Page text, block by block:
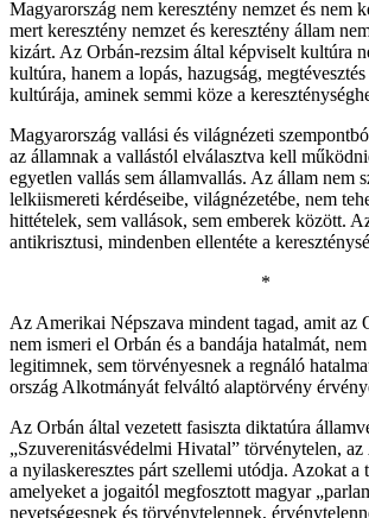
Magyarország nem keresztény nemzet és nem
mert keresztény nemzet és keresztény állam
kizárt. Az Orbán-rezsim által képviselt kultúra
kultúra, hanem a lopás, hazugság,
kultúrája, aminek semmi köze a
Magyarország vallási és világnézeti
az államnak a vallástól elválasztva kell
egyetlen vallás sem államvallás. Az állam nem
lelkiismereti kérdéseibe, világnézetébe, nem
hittételek, sem vallások, sem emberek között.
antikrisztusi, mindenben ellentéte a
*
Az Amerikai Népszava mindent tagad, amit az
nem ismeri el Orbán és a bandája hatalmát,
legitimnek, sem törvényesnek a regnáló
ország Alkotmányát felváltó alaptörvény
Az Orbán által vezetett fasiszta diktatúra
„Szuverenitásvédelmi Hivatal” törvénytelen,
a nyilaskeresztes párt szellemi utódja. Azokat a
amelyeket a jogaitól megfosztott magyar
nevetségesnek és törvénytelennek,